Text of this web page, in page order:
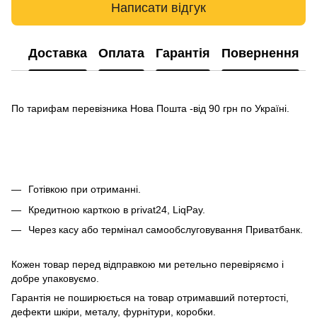
Написати відгук
Доставка Оплата Гарантія Повернення
По тарифам перевізника Нова Пошта -від 90 грн по Україні.
Готівкою при отриманні.
Кредитною карткою в privat24, LiqPay.
Через касу або термінал самообслуговування Приватбанк.
Кожен товар перед відправкою ми ретельно перевіряємо і
добре упаковуємо.
Гарантія не поширюється на товар отримавший потертості,
дефекти шкіри, металу, фурнітури, коробки.